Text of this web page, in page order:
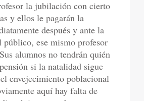
la jubilación con cierto
y ellos le pagarán la
después y ante la
público, ese mismo profesor
alumnos no tendrán quién
si la natalidad sigue
envejecimiento poblacional
aquí hay falta de